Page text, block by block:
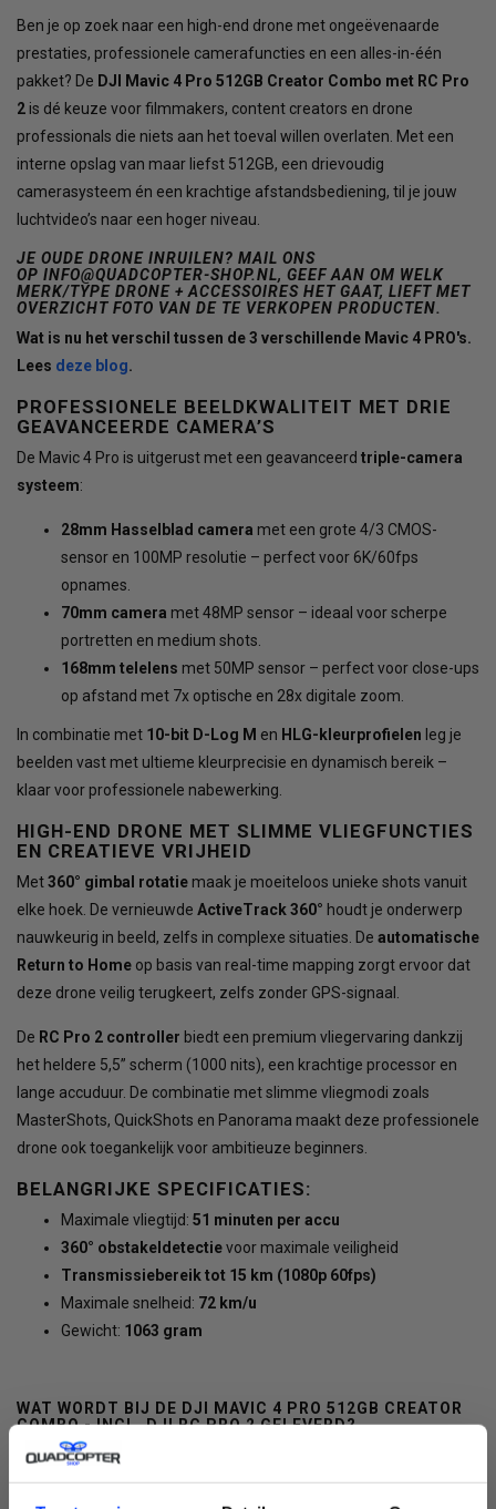
Ben je op zoek naar een high-end drone met ongeëvenaarde
prestaties, professionele camerafuncties en een alles-in-één
pakket? De DJI Mavic 4 Pro 512GB Creator Combo met RC Pro
2 is dé keuze voor filmmakers, content creators en drone
professionals die niets aan het toeval willen overlaten. Met een
interne opslag van maar liefst 512GB, een drievoudig
camerasysteem én een krachtige afstandsbediening, til je jouw
luchtvideo’s naar een hoger niveau.
JE OUDE DRONE INRUILEN? MAIL ONS
OP INFO@QUADCOPTER-SHOP.NL, GEEF AAN OM WELK
MERK/TYPE DRONE + ACCESSOIRES HET GAAT, LIEFT MET
OVERZICHT FOTO VAN DE TE VERKOPEN PRODUCTEN.
Wat is nu het verschil tussen de 3 verschillende Mavic 4 PRO's.
Lees deze blog.
PROFESSIONELE BEELDKWALITEIT MET DRIE
GEAVANCEERDE CAMERA’S
De Mavic 4 Pro is uitgerust met een geavanceerd triple-camera
systeem:
28mm Hasselblad camera met een grote 4/3 CMOS-
sensor en 100MP resolutie – perfect voor 6K/60fps
opnames.
70mm camera met 48MP sensor – ideaal voor scherpe
portretten en medium shots.
168mm telelens met 50MP sensor – perfect voor close-ups
op afstand met 7x optische en 28x digitale zoom.
In combinatie met 10-bit D-Log M en HLG-kleurprofielen leg je
beelden vast met ultieme kleurprecisie en dynamisch bereik –
klaar voor professionele nabewerking.
HIGH-END DRONE MET SLIMME VLIEGFUNCTIES
EN CREATIEVE VRIJHEID
Met360° gimbal rotatie maak je moeiteloos unieke shots vanuit
elke hoek. De vernieuwde ActiveTrack 360° houdt je onderwerp
nauwkeurig in beeld, zelfs in complexe situaties. De automatische
Return to Home op basis van real-time mapping zorgt ervoor dat
deze drone veilig terugkeert, zelfs zonder GPS-signaal.
De RC Pro 2 controller biedt een premium vliegervaring dankzij
het heldere 5,5” scherm (1000 nits), een krachtige processor en
lange accuduur. De combinatie met slimme vliegmodi zoals
MasterShots, QuickShots en Panorama maakt deze professionele
drone ook toegankelijk voor ambitieuze beginners.
BELANGRIJKE SPECIFICATIES:
Maximale vliegtijd: 51 minuten per accu
360° obstakeldetectievoor maximale veiligheid
Transmissiebereik tot 15 km (1080p 60fps)
Maximale snelheid: 72 km/u
Gewicht: 1063 gram
WAT WORDT BIJ DE DJI MAVIC 4 PRO 512GB CREATOR
COMBO - INCL. DJI RC PRO 2GELEVERD?
DJI Mavic 4 Pro (512GB interne opslag)